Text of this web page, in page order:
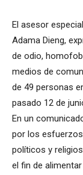
El asesor
Adama Dieng,
de odio,
medios de
de 49 personas
pasado 12 de
En un
por los
políticos y
el fin de